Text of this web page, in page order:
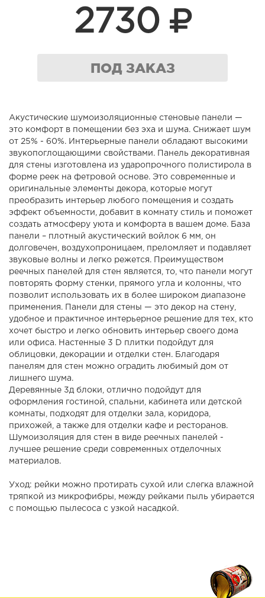
2730
ПОД ЗАКАЗ
Акустические шумоизоляционные стеновые панели —
это комфорт в помещении без эха и шума. Снижает шум
от 25% - 60%. Интерьерные панели обладают высокими
звукопоглощающими свойствами. Панель декоративная
для стены изготовлена из ударопрочного полистирола в
форме реек на фетровой основе. Это современные и
оригинальные элементы декора, которые могут
преобразить интерьер любого помещения и создать
эффект объемности, добавит в комнату стиль и поможет
создать атмосферу уюта и комфорта в вашем доме. База
панели – плотный акустический войлок 6 мм, он
долговечен, воздухопроницаем, преломляет и подавляет
звуковые волны и легко режется. Преимуществом
реечных панелей для стен является, то, что панели могут
повторять форму стенки, прямого угла и колонны, что
позволит использовать их в более широком диапазоне
применения. Панели для стены — это декор на стену,
удобное и практичное интерьерное решение для тех, кто
хочет быстро и легко обновить интерьер своего дома
или офиса. Настенные 3 D плитки подойдут для
облицовки, декорации и отделки стен. Благодаря
панелям для стен можно оградить любимый дом от
лишнего шума.
Деревянные 3д блоки, отлично подойдут для
оформления гостиной, спальни, кабинета или детской
комнаты, подходят для отделки зала, коридора,
прихожей, а также для отделки кафе и ресторанов.
Шумоизоляция для стен в виде реечных панелей -
лучшее решение среди современных отделочных
материалов.
Уход: рейки можно протирать сухой или слегка влажной
тряпкой из микрофибры, между рейками пыль убирается
с помощью пылесоса с узкой насадкой.